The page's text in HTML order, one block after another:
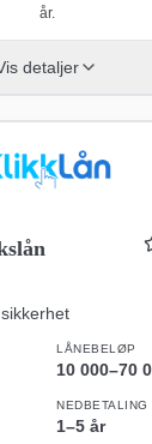
år.
detaljer
LÅNEBELØP
10 000–70
NEDBETALING
1–5 år